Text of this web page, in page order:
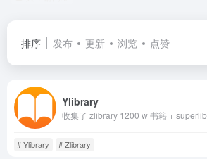
排序 发布 更新 浏览 点赞
Ylibrary
收集了 zlibrary 1200 w 书籍 +
# Ylibrary # Zlibrary